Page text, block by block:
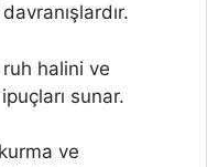
halini ve
sunar.
ve